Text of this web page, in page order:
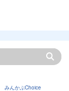
みんかぶChoice